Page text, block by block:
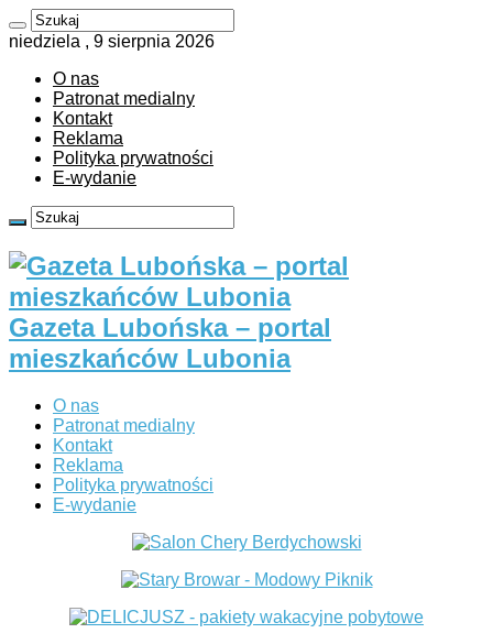
niedziela , 9 sierpnia 2026
O nas
Patronat medialny
Kontakt
Reklama
Polityka prywatności
E-wydanie
Gazeta Lubońska – portal
mieszkańców Lubonia
O nas
Patronat medialny
Kontakt
Reklama
Polityka prywatności
E-wydanie